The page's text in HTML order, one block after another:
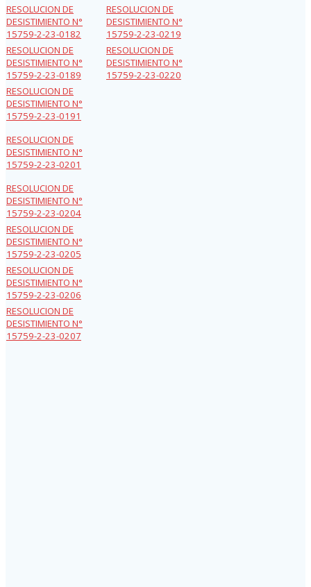
RESOLUCION DE
DESISTIMIENTO N°
15759-2-23-0182
RESOLUCION DE
DESISTIMIENTO N°
15759-2-23-0219
RESOLUCION DE
DESISTIMIENTO N°
15759-2-23-0189
RESOLUCION DE
DESISTIMIENTO N°
15759-2-23-0220
RESOLUCION DE
DESISTIMIENTO N°
15759-2-23-0191
RESOLUCION DE
DESISTIMIENTO N°
15759-2-23-0201
RESOLUCION DE
DESISTIMIENTO N°
15759-2-23-0204
RESOLUCION DE
DESISTIMIENTO N°
15759-2-23-0205
RESOLUCION DE
DESISTIMIENTO N°
15759-2-23-0206
RESOLUCION DE
DESISTIMIENTO N°
15759-2-23-0207